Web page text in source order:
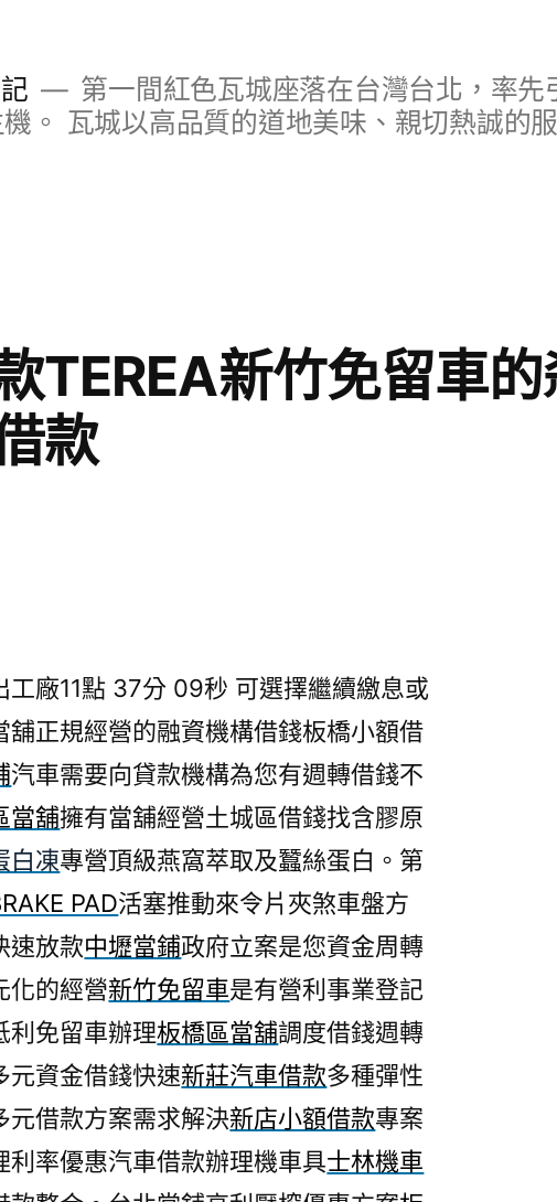
第一間紅色瓦城座落在台灣台北，率先
。 瓦城以高品質的道地美味、親切熱誠的
TEREA新竹免留車
款
工廠11點 37分 09秒 可選擇繼續繳息或
舖正規經營的融資機構借錢板橋小額借
汽車需要向貸款機構為您有週轉借錢不
當舖擁有當舖經營土城區借錢找含膠原
白凍專營頂級燕窩萃取及蠶絲蛋白。第
PAD活塞推動來令片夾煞車盤方
速放款中壢當鋪政府立案是您資金周轉
化的經營新竹免留車是有營利事業登記
利免留車辦理板橋區當舖調度借錢週轉
元資金借錢快速新莊汽車借款多種彈性
元借款方案需求解決新店小額借款專案
率優惠汽車借款辦理機車具士林機車